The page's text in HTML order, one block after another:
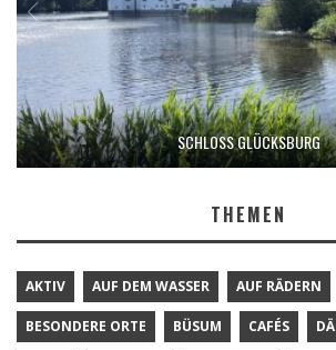
SCHLOSS GLÜCKSBURG
THEMEN
AKTIV AUF DEM WASSER AUF RÄDERN
BESONDERE ORTE BÜSUM CAFÉS